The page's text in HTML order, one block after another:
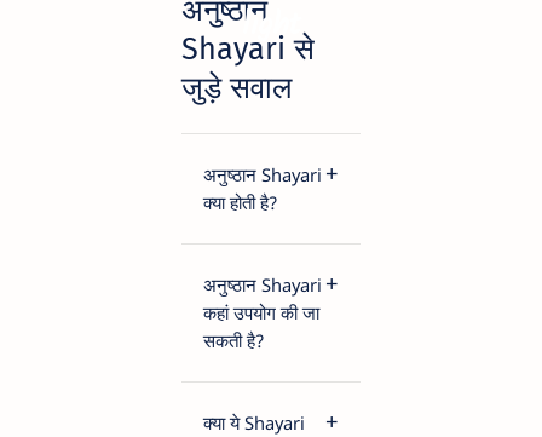
light
अनुष्ठान
Shayari से
जुड़े सवाल
अनुष्ठान Shayari
क्या होती है?
अनुष्ठान Shayari
कहां उपयोग की जा
सकती है?
क्या ये Shayari